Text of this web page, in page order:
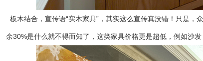
板木结合，宣传语“实木家具”，其实这么宣传真没错！只是
余30%是什么就不得而知了，这类家具价格更是超低，例如沙